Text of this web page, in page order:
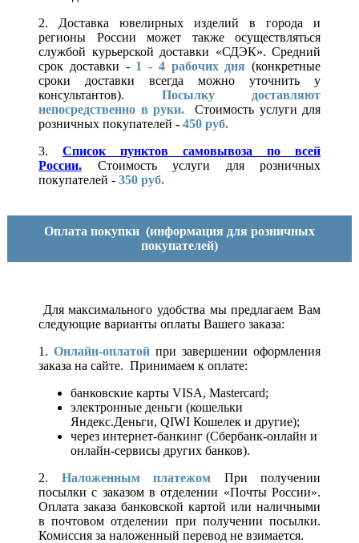
2. Доставка ювелирных изделий в города и
регионы России может также осуществляться
службой курьерской доставки «СДЭК». Средний
срок доставки - 1 - 4 рабочих дня (конкретные
сроки доставки всегда можно уточнить у
консультантов). Посылку доставляют
непосредственно в руки.
Стоимость услуги для
розничных покупателей - 450 руб.
3. Список пунктов самовывоза по всей
России.
Стоимость услуги для розничных
покупателей - 350 руб.
Оплата покупки (информация для розничных
покупателей)
Для максимального удобства мы предлагаем Вам
следующие варианты оплаты Вашего заказа:
1. Онлайн-оплатой при завершении оформления
заказа на сайте. Принимаем к оплате:
банковские карты VISA, Mastercard;
электронные деньги (кошельки
Яндекс.Деньги, QIWI Кошелек и другие);
через интернет-банкинг (Сбербанк-онлайн и
онлайн-сервисы других банков).
2. Наложенным платежом При получении
посылки с заказом в отделении «Почты России».
Оплата заказа банковской картой или наличными
в почтовом отделении при получении посылки.
Комиссия за наложенный перевод не взимается.